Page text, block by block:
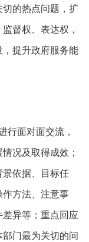
的热点问题，扩
督权、表达权，
提升政府服务能
行面对面交流，
况及取得成效；
依据、目标任
方法、注意事
异等；重点回应
门最为关切的问